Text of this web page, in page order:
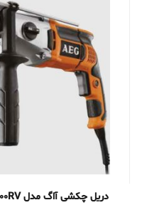
دریل چکشی آاگ مدل SB2E1100RV